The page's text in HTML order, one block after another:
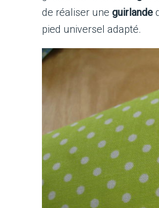
de réaliser une guirlande
pied universel adapté.